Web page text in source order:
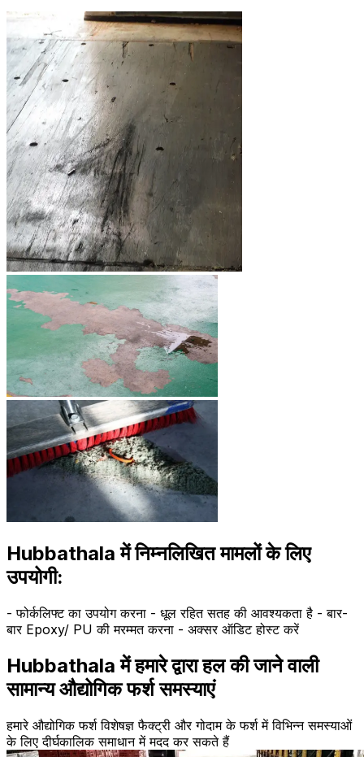
Hubbathala में निम्नलिखित मामलों के लिए
उपयोगी:
- फोर्कलिफ्ट का उपयोग करना - धूल रहित सतह की आवश्यकता है - बार-
बार Epoxy/ PU की मरम्मत करना - अक्सर ऑडिट होस्ट करें
Hubbathala में हमारे द्वारा हल की जाने वाली
सामान्य औद्योगिक फर्श समस्याएं
हमारे औद्योगिक फर्श विशेषज्ञ फैक्ट्री और गोदाम के फर्श में विभिन्न समस्याओं
के लिए दीर्घकालिक समाधान में मदद कर सकते हैं